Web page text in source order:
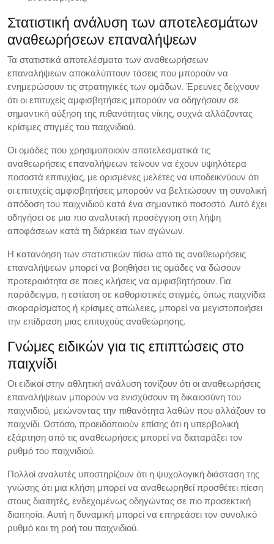
Στατιστική ανάλυση των αποτελεσμάτων
αναθεωρήσεων επαναλήψεων
Τα στατιστικά αποτελέσματα των αναθεωρήσεων
επαναλήψεων αποκαλύπτουν τάσεις που μπορούν να
ενημερώσουν τις στρατηγικές των ομάδων. Έρευνες δείχνουν
ότι οι επιτυχείς αμφισβητήσεις μπορούν να οδηγήσουν σε
σημαντική αύξηση της πιθανότητας νίκης, συχνά αλλάζοντας
κρίσιμες στιγμές του παιχνιδιού.
Οι ομάδες που χρησιμοποιούν αποτελεσματικά τις
αναθεωρήσεις επαναλήψεων τείνουν να έχουν υψηλότερα
ποσοστά επιτυχίας, με ορισμένες μελέτες να υποδεικνύουν ότι
οι επιτυχείς αμφισβητήσεις μπορούν να βελτιώσουν τη συνολική
απόδοση του παιχνιδιού κατά ένα σημαντικό ποσοστό. Αυτό έχει
οδηγήσει σε μια πιο αναλυτική προσέγγιση στη λήψη
αποφάσεων κατά τη διάρκεια των αγώνων.
Η κατανόηση των στατιστικών πίσω από τις αναθεωρήσεις
επαναλήψεων μπορεί να βοηθήσει τις ομάδες να δώσουν
προτεραιότητα σε ποιες κλήσεις να αμφισβητήσουν. Για
παράδειγμα, η εστίαση σε καθοριστικές στιγμές, όπως παιχνίδια
σκοραρίσματος ή κρίσιμες απώλειες, μπορεί να μεγιστοποιήσει
την επίδραση μιας επιτυχούς αναθεώρησης.
Γνώμες ειδικών για τις επιπτώσεις στο
παιχνίδι
Οι ειδικοί στην αθλητική ανάλυση τονίζουν ότι οι αναθεωρήσεις
επαναλήψεων μπορούν να ενισχύσουν τη δικαιοσύνη του
παιχνιδιού, μειώνοντας την πιθανότητα λαθών που αλλάζουν το
παιχνίδι. Ωστόσο, προειδοποιούν επίσης ότι η υπερβολική
εξάρτηση από τις αναθεωρήσεις μπορεί να διαταράξει τον
ρυθμό του παιχνιδιού.
Πολλοί αναλυτές υποστηρίζουν ότι η ψυχολογική διάσταση της
γνώσης ότι μια κλήση μπορεί να αναθεωρηθεί προσθέτει πίεση
στους διαιτητές, ενδεχομένως οδηγώντας σε πιο προσεκτική
διαιτησία. Αυτή η δυναμική μπορεί να επηρεάσει τον συνολικό
ρυθμό και τη ροή του παιχνιδιού.